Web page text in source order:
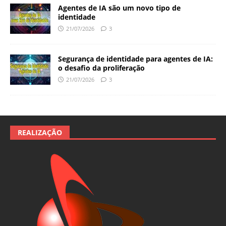
Agentes de IA são um novo tipo de
identidade
21/07/2026 3
Segurança de identidade para agentes de IA:
o desafio da proliferação
21/07/2026 3
REALIZAÇÃO